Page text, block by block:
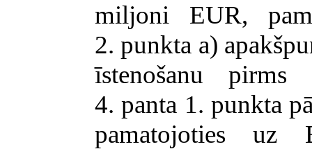
miljoni EUR,
2. punkta a)
īstenošanu pirms
4. panta 1. punkta
pamatojoties